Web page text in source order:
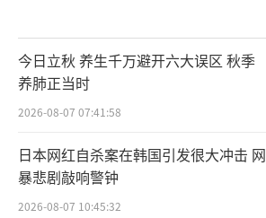
今日立秋 养生千万避开六大误区 秋季
养肺正当时
2026-08-07 07:41:58
日本网红自杀案在韩国引发很大冲击 网
暴悲剧敲响警钟
2026-08-07 10:45:32